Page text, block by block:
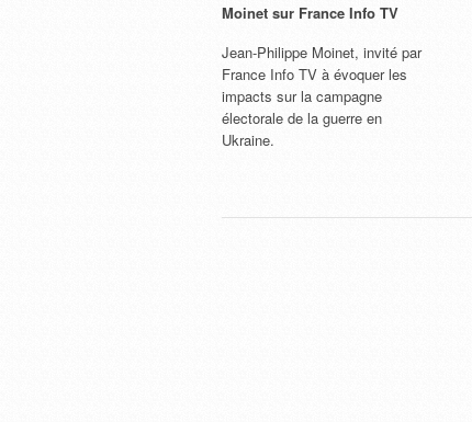
Moinet sur France Info TV
Jean-Philippe Moinet, invité par
France Info TV à évoquer les
impacts sur la campagne
électorale de la guerre en
Ukraine.